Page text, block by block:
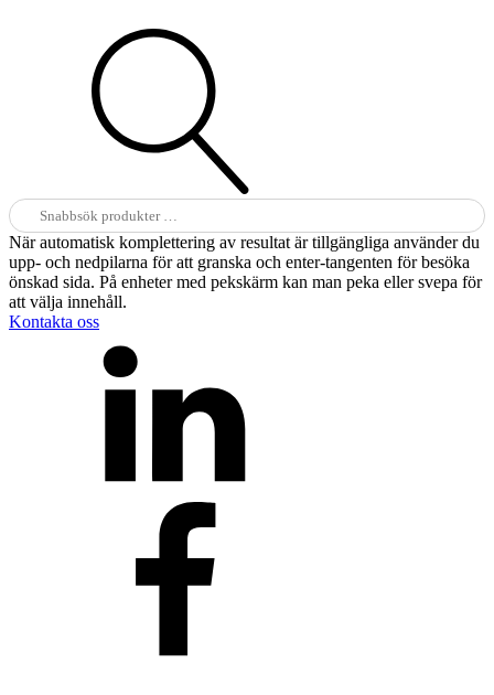
Sök
efter:
När automatisk komplettering av resultat är tillgängliga använder du
upp- och nedpilarna för att granska och enter-tangenten för besöka
önskad sida. På enheter med pekskärm kan man peka eller svepa för
att välja innehåll.
Kontakta oss